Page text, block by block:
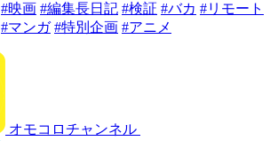
#映画 #編集長日記 #検証 #バカ #リモート
#マンガ #特別企画 #アニメ
オモコロチャンネル